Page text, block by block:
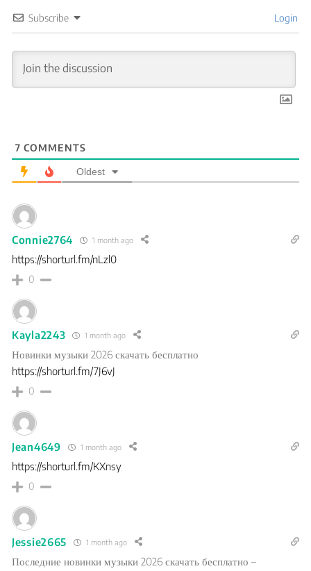
Subscribe Login
7 COMMENTS
Oldest
Connie2764 1 month ago
https://shorturl.fm/nLzl0
0
Kayla2243 1 month ago
Новинки музыки 2026 скачать бесплатно
https://shorturl.fm/7J6vJ
0
Jean4649 1 month ago
https://shorturl.fm/KXnsy
0
Jessie2665 1 month ago
Последние новинки музыки 2026 скачать бесплатно –